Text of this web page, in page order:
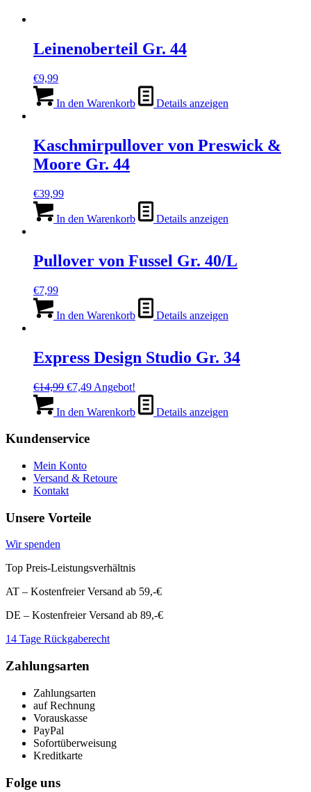
Leinenoberteil Gr. 44
€9,99
In den Warenkorb Details anzeigen
Kaschmirpullover von Preswick &
Moore Gr. 44
€39,99
In den Warenkorb Details anzeigen
Pullover von Fussel Gr. 40/L
€7,99
In den Warenkorb Details anzeigen
Express Design Studio Gr. 34
€14,99 Ursprünglicher
war:
€7,49Aktueller
ist:
Angebot!
In den Warenkorb Details anzeigen
Kundenservice
Mein Konto
Versand & Retoure
Kontakt
Unsere Vorteile
Wir spenden
Top Preis-Leistungsverhältnis
AT – Kostenfreier Versand ab 59,-€
DE – Kostenfreier Versand ab 89,-€
14 Tage Rückgaberecht
Zahlungsarten
Zahlungsarten
auf Rechnung
Vorauskasse
PayPal
Sofortüberweisung
Kreditkarte
Folge uns